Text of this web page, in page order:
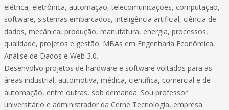
elétrica, eletrônica, automação, telecomunicações, computação,
software, sistemas embarcados, inteligência artificial, ciência de
dados, mecânica, produção, manufatura, energia, processos,
qualidade, projetos e gestão. MBAs em Engenharia Econômica,
Análise de Dados e Web 3.0.
Desenvolvo projetos de hardware e software voltados para as
áreas industrial, automotiva, médica, científica, comercial e de
automação, entre outras, sob demanda. Sou professor
universitário e administrador da Cerne Tecnologia, empresa